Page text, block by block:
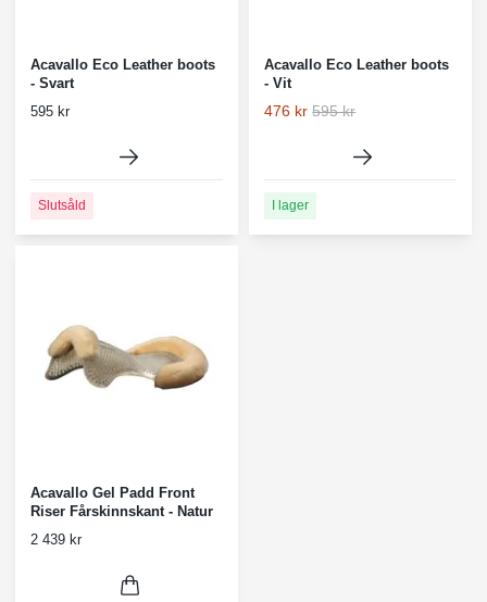
Acavallo Eco Leather boots
- Svart
595 kr
Slutsåld
Acavallo Eco Leather boots
- Vit
476 kr 595 kr
I lager
Acavallo Gel Padd Front
Riser Fårskinnskant - Natur
2 439 kr